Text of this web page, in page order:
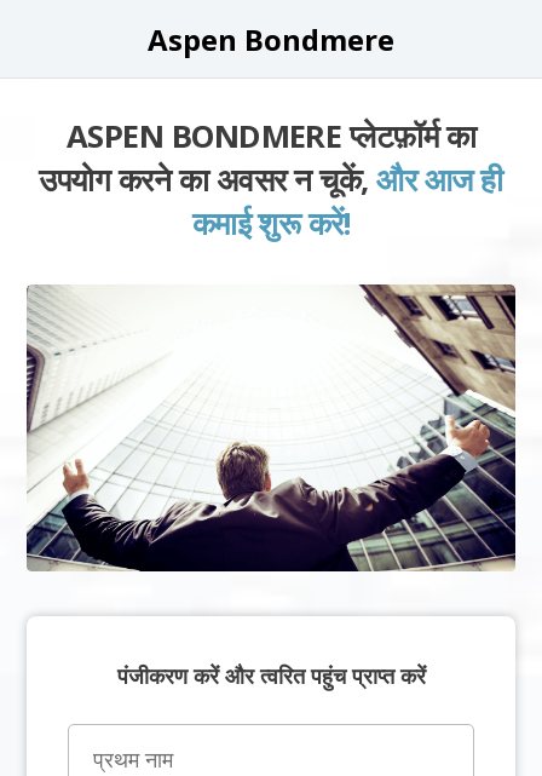
Aspen Bondmere
ASPEN BONDMERE प्लेटफ़ॉर्म का
उपयोग करने का अवसर न चूकें,और आज ही
कमाई शुरू करें!
पंजीकरण करें और त्वरित पहुंच प्राप्त करें